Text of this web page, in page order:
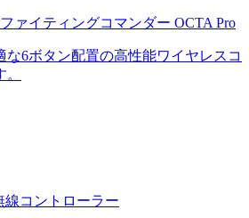
ァイティングコマンダー OCTA Pro
な6ボタン配置の高性能ワイヤレスコ
線コントローラー